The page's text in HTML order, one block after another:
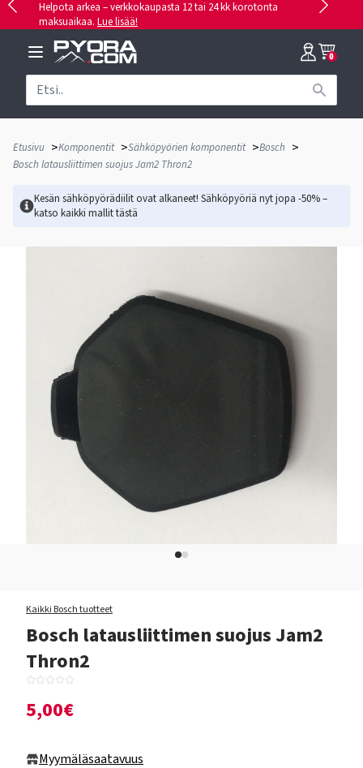
Helpota arkea – verkkokaupasta 12 tai 24 kk korotonta
maksuaikaa. Lue lisää!
0
Etusivu >Komponentit >Sähköpyörien komponentit >Bosch >
Bosch latausliittimen suojus Jam2 Thron2
Kesän sähköpyörädiilit ovat alkaneet! Sähköpyöriä nyt jopa -50% –
katso kaikki mallittästä
Kaikki Bosch tuotteet
Bosch latausliittimen suojus Jam2
Thron2
5,00€
Myymäläsaatavuus